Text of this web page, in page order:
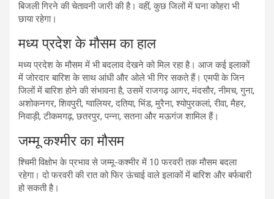
बिजली गिरने की चेतावनी जारी की है। वहीं, कुछ जिलों में घना कोहरा भी
छाया रहेगा।
मध्य प्रदेश के मौसम का हाल
मध्य प्रदेश के मौसम में भी बदलाव देखने को मिल रहा है। आज कई इलाकों
में जोरदार बारिश के साथ आंधी और ओले भी गिर सकते हैं। एमपी के जिन
जिलों में बारिश होने की संभावना है, उसमें राजगढ़ आगर, मंदसौर, नीमच, गुना,
अशोकनगर, शिवपुरी, ग्वालियर, दतिया, भिंड, मुरैना, श्योपुरकलां, रीवा, मैहर,
निवाड़ी, टीकमगढ़, छतरपुर, पन्ना, सतना और मऊगंज शामिल हैं।
जम्मू कश्मीर का मौसम
श्चिमी विक्षोभ के प्रभाव से जम्मू-कश्मीर में 10 फरवरी तक मौसम बदला
रहेगा। दो फरवरी की रात को फिर ऊंचाई वाले इलाकों में बारिश और बर्फबारी
हो सकती है।